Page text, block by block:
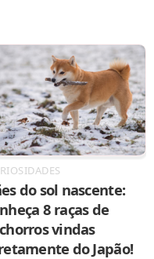
do sol nascente:
8 raças de
vindas
do Japão!